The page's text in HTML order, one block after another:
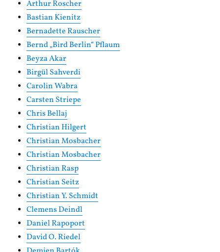
Arthur Roscher
Bastian Kienitz
Bernadette Rauscher
Bernd „Bird Berlin“ Pflaum
Beyza Akar
Birgül Sahverdi
Carolin Wabra
Carsten Striepe
Chris Bellaj
Christian Hilgert
Christian Mosbacher
Christian Mosbacher
Christian Rasp
Christian Seitz
Christian Y. Schmidt
Clemens Deindl
Daniel Rapoport
David O. Riedel